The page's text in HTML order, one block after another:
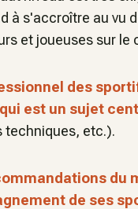
à s'accroître au vu
et joueuses sur le
des
est un sujet
techniques, etc.).
du
de ses